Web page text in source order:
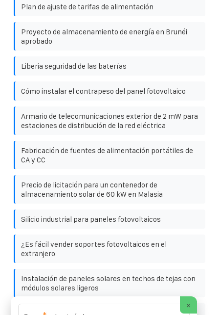
Plan de ajuste de tarifas de alimentación
Proyecto de almacenamiento de energía en Brunéi
aprobado
Liberia seguridad de las baterías
Cómo instalar el contrapeso del panel fotovoltaico
Armario de telecomunicaciones exterior de 2 mW para
estaciones de distribución de la red eléctrica
Fabricación de fuentes de alimentación portátiles de
CA y CC
Precio de licitación para un contenedor de
almacenamiento solar de 60 kW en Malasia
Silicio industrial para paneles fotovoltaicos
¿Es fácil vender soportes fotovoltaicos en el
extranjero
Instalación de paneles solares en techos de tejas con
módulos solares ligeros
Presupuesto para gabinetes de telecomunicaciones
×